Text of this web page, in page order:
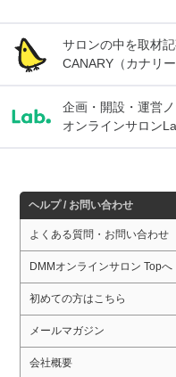
サロンの中を取材
CANARY（カナリー
企画・開設・運営
オンラインサロン
ヘルプ / お問い合わせ
よくある質問・お問い合わせ
DMMオンラインサロン Topへ
初めての方はこちら
メールマガジン
会社概要